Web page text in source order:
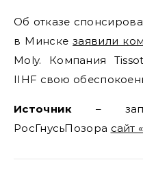
Об отказе
в Минскезаявили
Moly. Компания
IIHF свою
Источник –
РосГнусьПозора сайт